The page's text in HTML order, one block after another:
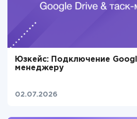
Юзкейс: Подключение
менеджеру
02.07.2026